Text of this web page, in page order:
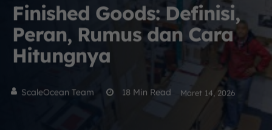
Finished Goods: Definisi,
Peran, Rumus dan Cara
Hitungnya
ScaleOcean Team 18 Min Read Maret 14, 2026